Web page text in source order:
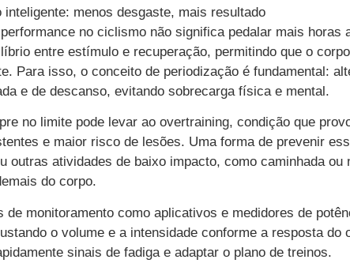
inteligente: menos desgaste, mais resultado
no ciclismo não significa pedalar mais horas
entre estímulo e recuperação, permitindo que o
Para isso, o conceito de periodização é fundamental:
e de descanso, evitando sobrecarga física e mental.
no limite pode levar ao overtraining, condição que
e maior risco de lesões. Uma forma de prevenir
outras atividades de baixo impacto, como caminhada ou
do corpo.
de monitoramento como aplicativos e medidores de
o volume e a intensidade conforme a resposta do
sinais de fadiga e adaptar o plano de treinos.